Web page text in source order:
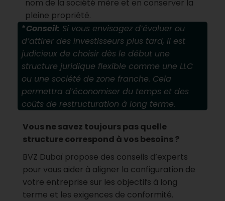
nom de la société mère et en conserver la
pleine propriété.
*Conseil: Si vous envisagez d’évoluer ou
d’attirer des investisseurs plus tard, il est
judicieux de choisir dès le début une
structure juridique flexible comme une LLC
ou une société de zone franche. Cela
permettra d’économiser du temps et des
coûts de restructuration à long terme.
Vous ne savez toujours pas quelle
structure correspond à vos besoins ?
BVZ Dubaï propose des conseils d’experts
pour vous aider à aligner la configuration de
votre entreprise sur les objectifs à long
terme et les exigences de conformité.